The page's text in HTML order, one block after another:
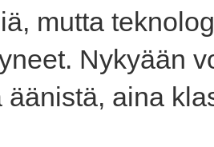
mutta
Nykyään
äänistä, aina